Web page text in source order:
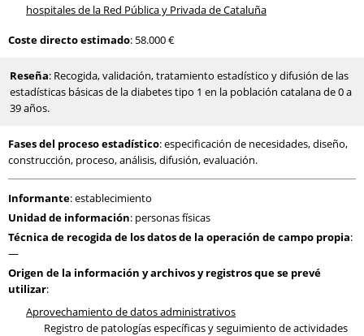
hospitales de la Red Pública y Privada de Cataluña
Coste directo estimado: 58.000 €
Reseña: Recogida, validación, tratamiento estadístico y difusión de las
estadísticas básicas de la diabetes tipo 1 en la población catalana de 0 a
39 años.
Fases del proceso estadístico: especificación de necesidades, diseño,
construcción, proceso, análisis, difusión, evaluación.
Informante: establecimiento
Unidad de información: personas físicas
Técnica de recogida de los datos de la operación de campo propia:
—
Origen de la información y archivos y registros que se prevé
utilizar:
Aprovechamiento de datos administrativos
Registro de patologías específicas y seguimiento de actividades